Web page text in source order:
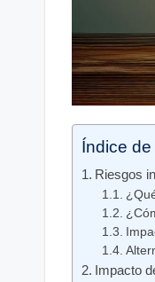
Índice
Riesgos
Impacto